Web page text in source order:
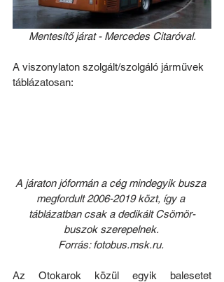
Mentesítő járat - Mercedes Citaróval.
A viszonylaton szolgált/szolgáló járművek
táblázatosan:
A járaton jóformán a cég mindegyik busza
megfordult 2006-2019 közt, így a
táblázatban csak a dedikált Csömör-
buszok szerepelnek.
Forrás: fotobus.msk.ru.
Az Otokarok közül egyik balesetet